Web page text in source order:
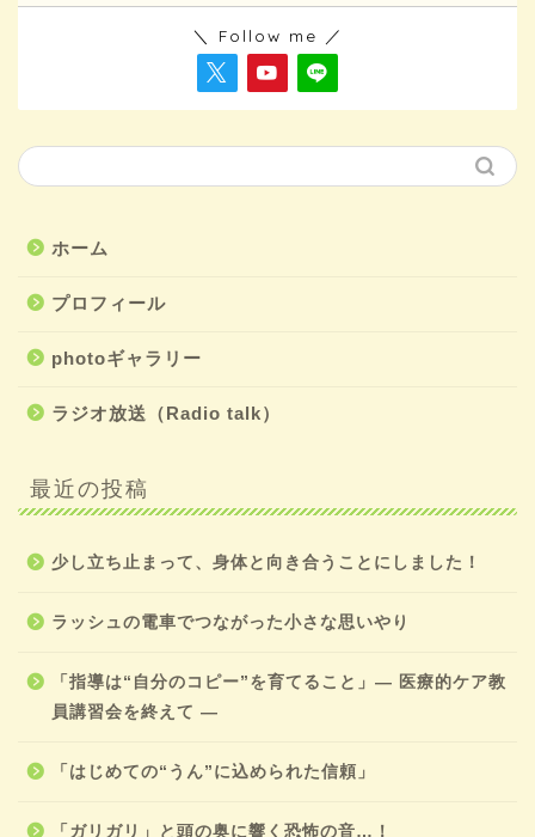
＼ Follow me ／
ホーム
プロフィール
photoギャラリー
ラジオ放送（Radio talk）
最近の投稿
少し立ち止まって、身体と向き合うことにしました！
ラッシュの電車でつながった小さな思いやり
「指導は“自分のコピー”を育てること」― 医療的ケア教
員講習会を終えて ―
「はじめての“うん”に込められた信頼」
「ガリガリ」と頭の奥に響く恐怖の音…！